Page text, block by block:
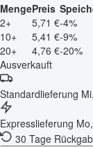
MengePreis
2+
5,71 €-4%
10+
5,41 €-9%
20+
4,76 €-20%
Ausverkauft
Standardlieferung
Expresslieferung
30 Tage